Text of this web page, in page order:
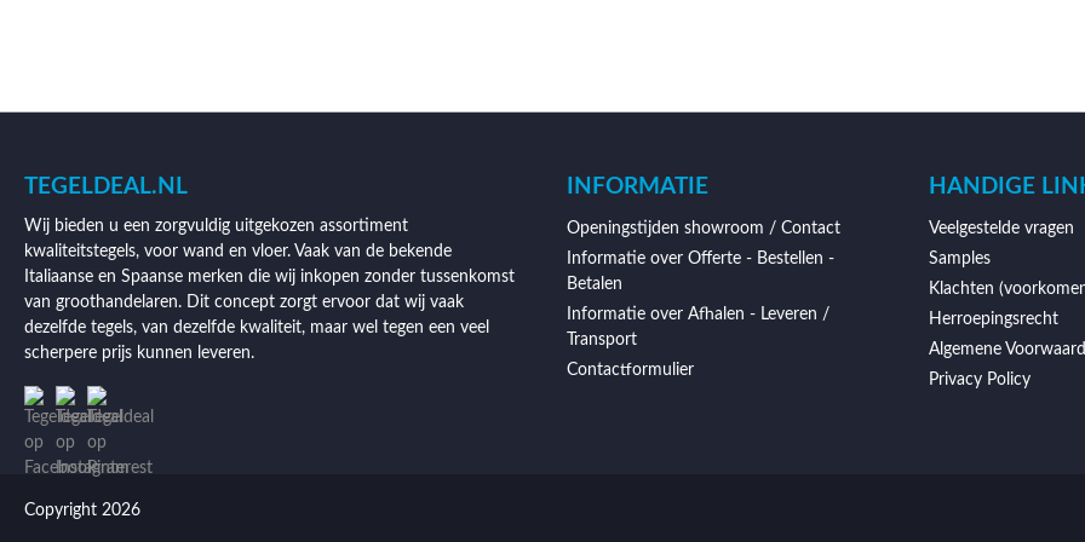
TEGELDEAL.NL
Wij bieden u een zorgvuldig uitgekozen assortiment
kwaliteitstegels, voor wand en vloer. Vaak van de bekende
Italiaanse en Spaanse merken die wij inkopen zonder tussenkomst
van groothandelaren. Dit concept zorgt ervoor dat wij vaak
dezelfde tegels, van dezelfde kwaliteit, maar wel tegen een veel
scherpere prijs kunnen leveren.
INFORMATIE
Openingstijden showroom / Contact
Informatie over Offerte - Bestellen -
Betalen
Informatie over Afhalen - Leveren /
Transport
Contactformulier
HANDIGE
Veelgestelde vragen
Samples
Klachten
Herroepingsrecht
Algemene
Privacy Policy
Copyright 2026